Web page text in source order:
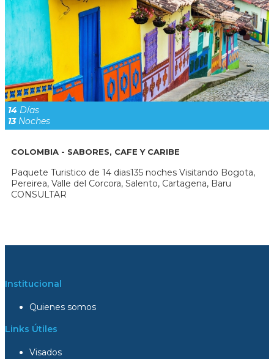
14 Días
13Noches
COLOMBIA - SABORES, CAFE Y CARIBE
Paquete Turistico de 14 dias135 noches Visitando Bogota,
Pereirea, Valle del Corcora, Salento, Cartagena, Baru
CONSULTAR
Institucional
Quienes somos
Links Útiles
Visados